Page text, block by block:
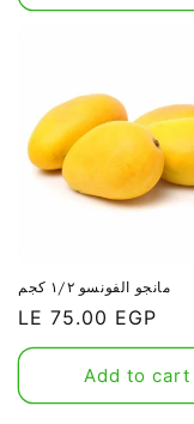
مانجو الفونسو ١/٢ كجم
Regular
price
LE 75.00 EGP
Add to cart